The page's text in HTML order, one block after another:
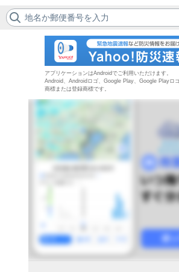
地名か郵便番号を入力
アプリケーションはAndroidでご利用いただけます。
Android、Androidロゴ、Google Play、Google Playロ
商標または登録商標です。